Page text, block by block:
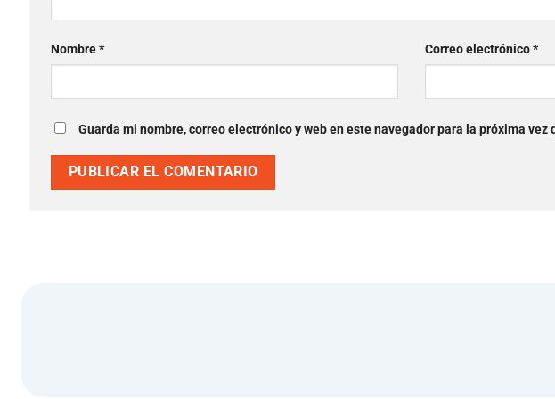
Nombre* Correo electrónico*
Guarda mi nombre, correo electrónico y web en este navegador para la próxima vez